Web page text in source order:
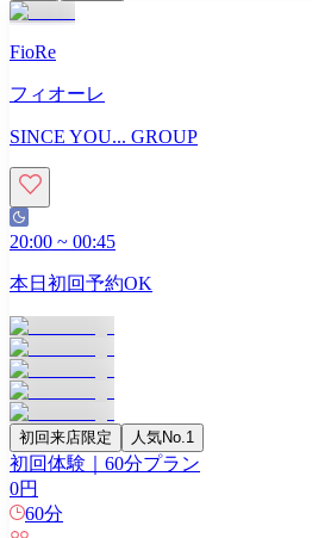
FioRe
フィオーレ
SINCE YOU... GROUP
20:00 ~ 00:45
本日初回予約OK
初回来店限定 人気No.1
初回体験｜60分プラン
0円
60分